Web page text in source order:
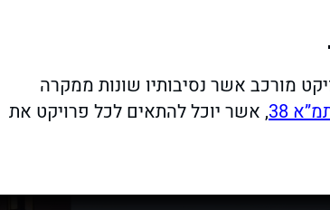
של פינוי בינוי לפי תמ”א 38/2 הינו פרויקט מורכב אשר נסיבותיו שונות ממקרה
38
, אשר יוכל להתאים לכל פרויקט את